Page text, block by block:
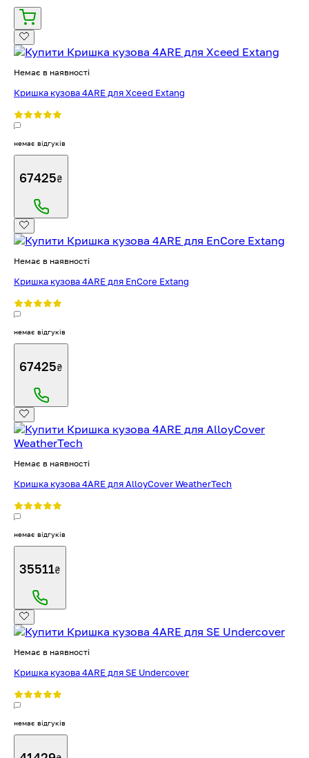
Немає в наявності
Кришка кузова 4ARE для Xceed Extang
немає відгуків
67425₴
Немає в наявності
Кришка кузова 4ARE для EnCore Extang
немає відгуків
67425₴
Немає в наявності
Кришка кузова 4ARE для AlloyCover WeatherTech
немає відгуків
35511₴
Немає в наявності
Кришка кузова 4ARE для SE Undercover
немає відгуків